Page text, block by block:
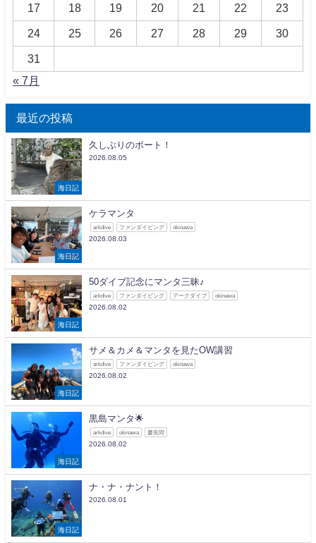
17 18 19 20 21 22 23
24 25 26 27 28 29 30
31
« 7月
最近の投稿
海日記
久しぶりのボート！
2026.08.05
海日記
ケラマンタ
arkdive ファンダイビング okinawa
2026.08.03
海日記
50ダイブ記念にマンタ三昧♪
arkdive ファンダイビング アークダイブ okinawa
2026.08.02
海日記
サメ＆カメ＆マンタを見たOW講習
arkdive ファンダイビング okinawa
2026.08.02
海日記
黒島マンタ🌟
arkdive okinawa 慶良間
2026.08.02
海日記
ナ・ナ・ナント！
2026.08.01